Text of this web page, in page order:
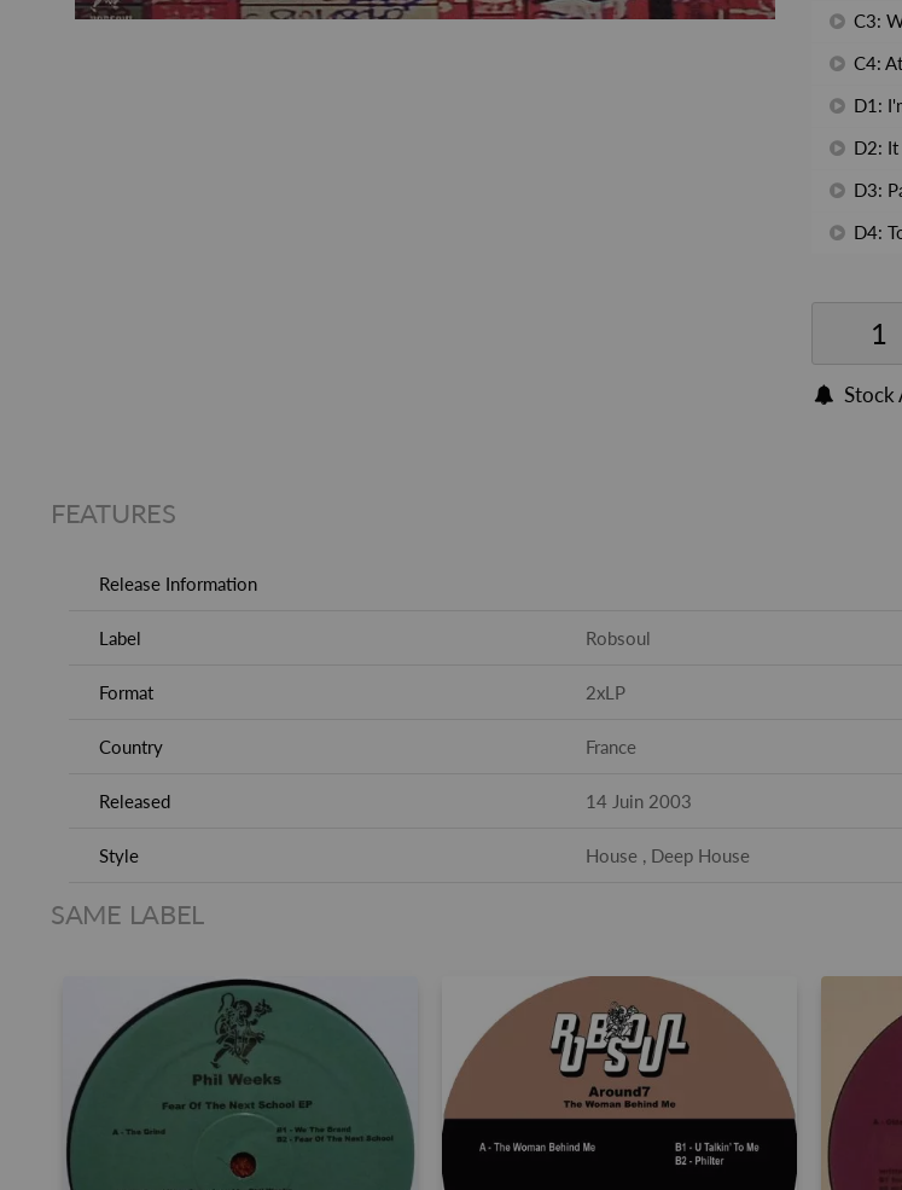
C3:
C4:
D1:
D2:
D3:
D4:
Stock
FEATURES
Release Information
Label Robsoul
Format 2xLP
Country France
Released 14 Juin 2003
Style House , Deep House
SAME LABEL